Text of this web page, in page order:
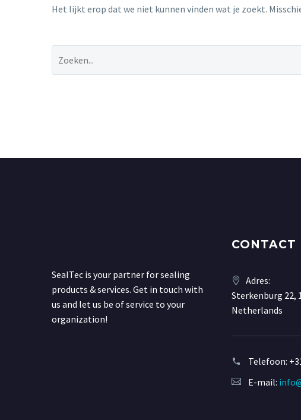
Het lijkt erop dat we niet kunnen vinden wat je zoekt.
SealTec is your partner for sealing
products & services. Get in touch with
us and let us be of service to your
organization!
CONTACT
Adres:
Sterkenburg 22,
Netherlands
Telefoon:
E-mail: